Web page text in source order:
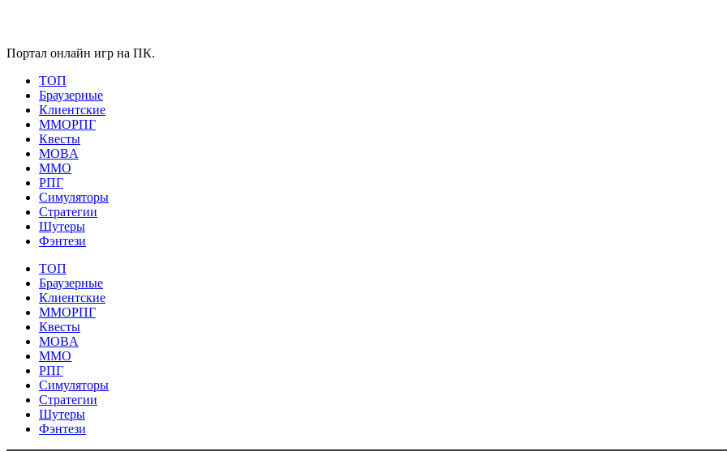
Портал онлайн игр на ПК.
ТОП
Браузерные
Клиентские
ММОРПГ
Квесты
MOBA
ММО
РПГ
Симуляторы
Стратегии
Шутеры
Фэнтези
ТОП
Браузерные
Клиентские
ММОРПГ
Квесты
MOBA
ММО
РПГ
Симуляторы
Стратегии
Шутеры
Фэнтези